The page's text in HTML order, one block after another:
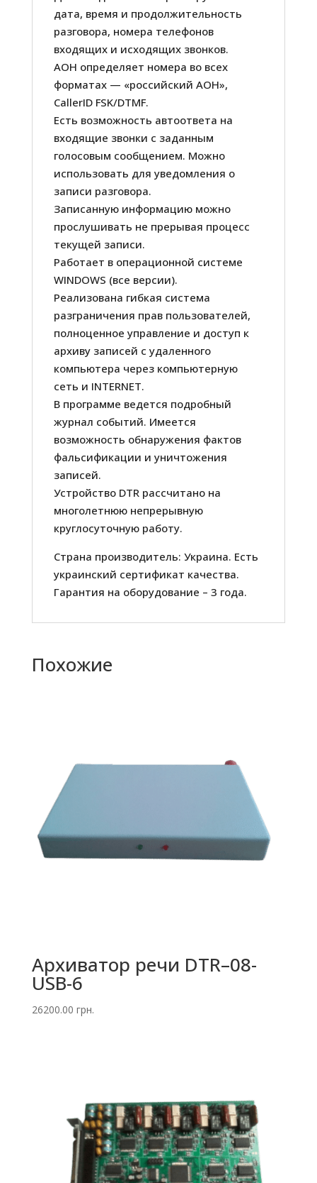
дата, время и продолжительность
разговора, номера телефонов
входящих и исходящих звонков.
АОН определяет номера во всех
форматах — «российский АОН»,
CallerID FSK/DTMF.
Есть возможность автоответа на
входящие звонки с заданным
голосовым сообщением. Можно
использовать для уведомления о
записи разговора.
Записанную информацию можно
прослушивать не прерывая процесс
текущей записи.
Работает в операционной системе
WINDOWS (все версии).
Реализована гибкая система
разграничения прав пользователей,
полноценное управление и доступ к
архиву записей с удаленного
компьютера через компьютерную
сеть и INTERNET.
В программе ведется подробный
журнал событий. Имеется
возможность обнаружения фактов
фальсификации и уничтожения
записей.
Устройство DTR рассчитано на
многолетнюю непрерывную
круглосуточную работу.
Страна производитель: Украина. Есть
украинский сертификат качества.
Гарантия на оборудование – 3 года.
Похожие
Архиватор речи DTR–08-
USB-6
26200.00 грн.